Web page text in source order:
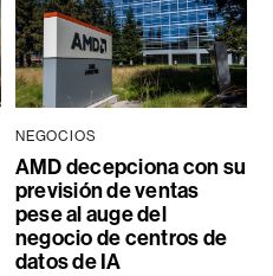
NEGOCIOS
AMD decepciona con su
previsión de ventas
pese al auge del
negocio de centros de
datos de IA